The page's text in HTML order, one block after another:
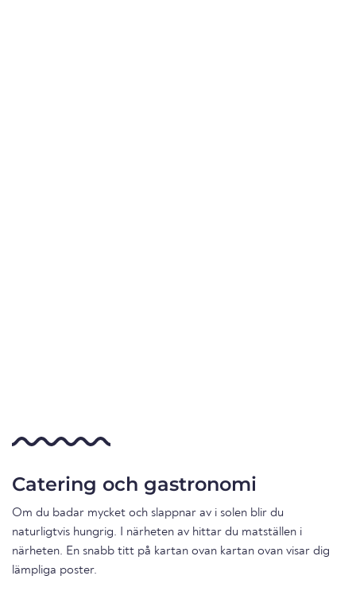
Catering och gastronomi
Om du badar mycket och slappnar av i solen blir du
naturligtvis hungrig. I närheten av hittar du matställen i
närheten. En snabb titt på kartan ovan kartan ovan visar dig
lämpliga poster.